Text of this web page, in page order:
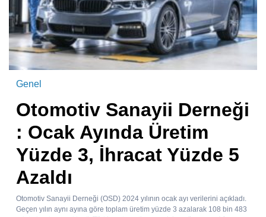
Genel
Otomotiv Sanayii Derneği
: Ocak Ayında Üretim
Yüzde 3, İhracat Yüzde 5
Azaldı
Otomotiv Sanayii Derneği (OSD) 2024 yılının ocak ayı verilerini açıkladı.
Geçen yılın aynı ayına göre toplam üretim yüzde 3 azalarak 108 bin 483